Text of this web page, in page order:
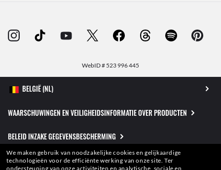
WebID # 523 996 445
WAARSCHUWINGEN EN VEILIGHEIDSINFORMATIE OVER PRODUCTEN
BELEID INZAKE GEGEVENSBESCHERMING
SITEMAP
We maken gebruik van noodzakelijke cookies en gelijkaardige
technologieën voor de efficiënte werking van onze site. Ter
ondersteuning van onze activiteiten en analytische, sociale en